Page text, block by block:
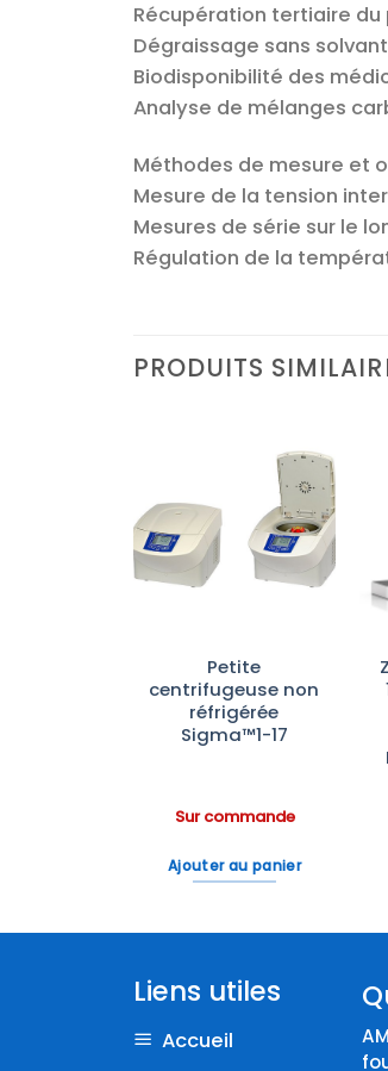
Récupération tertiaire
Dégraissage sans solvant
Biodisponibilité des
Analyse de mélanges
Méthodes de mesure et
Mesure de la tension
Mesures de série sur le
Régulation de la
PRODUITS
Ajouter
à la liste
d’envies
Petite
centrifugeuse non
réfrigérée
Sigma™1-17
Sur commande
Ajouter au panier
Liens utiles
Accueil